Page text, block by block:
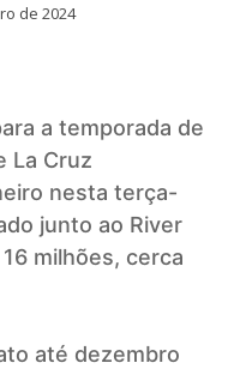
de 2024
a temporada de
La Cruz
nesta terça-
junto ao River
milhões, cerca
até dezembro